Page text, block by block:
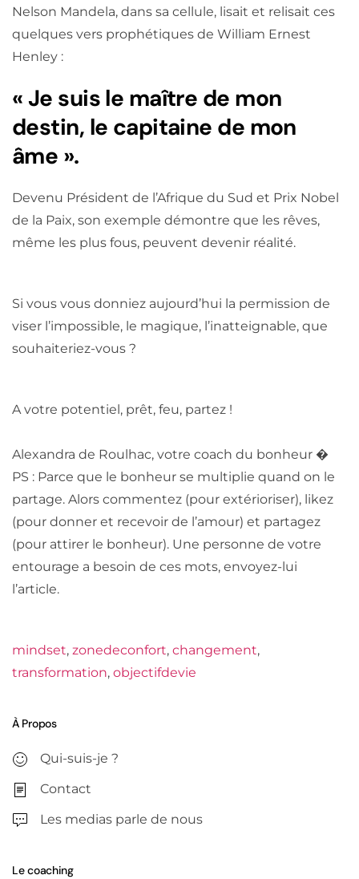
Nelson Mandela, dans sa cellule, lisait et relisait ces
quelques vers prophétiques de William Ernest
Henley :
« Je suis le maître de mon
destin, le capitaine de mon
âme ».
Devenu Président de l’Afrique du Sud et Prix Nobel
de la Paix, son exemple démontre que les rêves,
même les plus fous, peuvent devenir réalité.
Si vous vous donniez aujourd’hui la permission de
viser l’impossible, le magique, l’inatteignable, que
souhaiteriez-vous ?
A votre potentiel, prêt, feu, partez !
Alexandra de Roulhac, votre coach du bonheur �
PS : Parce que le bonheur se multiplie quand on le
partage. Alors commentez (pour extérioriser), likez
(pour donner et recevoir de l’amour) et partagez
(pour attirer le bonheur). Une personne de votre
entourage a besoin de ces mots, envoyez-lui
l’article.
mindset, zonedeconfort, changement,
transformation, objectifdevie
À Propos
Qui-suis-je ?
Contact
Les medias parle de nous
Le coaching